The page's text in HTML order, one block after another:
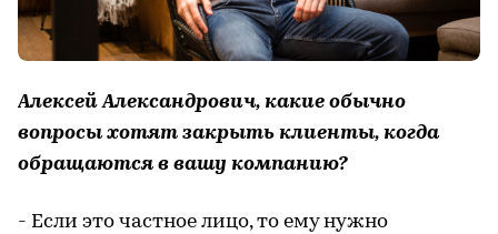
Алексей Александрович, какие обычно
вопросы хотят закрыть клиенты, когда
обращаются в вашу компанию?
- Если это частное лицо, то ему нужно